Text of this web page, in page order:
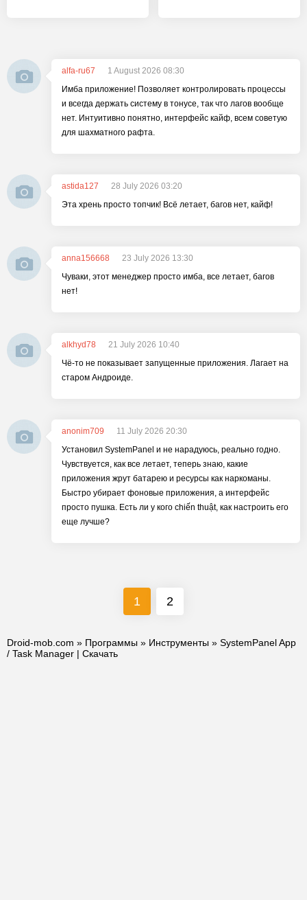
alfa-ru67
1 August 2026 08:30
Имба приложение! Позволяет контролировать процессы
и всегда держать систему в тонусе, так что лагов вообще
нет. Интуитивно понятно, интерфейс кайф, всем советую
для шахматного рафта.
astida127
28 July 2026 03:20
Эта хрень просто топчик! Всё летает, багов нет, кайф!
anna156668
23 July 2026 13:30
Чуваки, этот менеджер просто имба, все летает, багов
нет!
alkhyd78
21 July 2026 10:40
Чё-то не показывает запущенные приложения. Лагает на
старом Андроиде.
anonim709
11 July 2026 20:30
Установил SystemPanel и не нарадуюсь, реально годно.
Чувствуется, как все летает, теперь знаю, какие
приложения жрут батарею и ресурсы как наркоманы.
Быстро убирает фоновые приложения, а интерфейс
просто пушка. Есть ли у кого chiến thuật, как настроить его
еще лучше?
1 2
Droid-mob.com » Программы » Инструменты » SystemPanel App
/ Task Manager | Скачать